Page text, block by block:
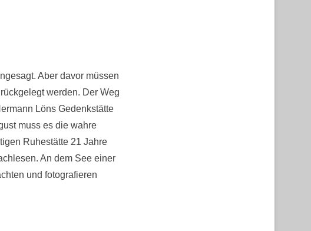
Aber davor müssen
werden. Der Weg
Löns Gedenkstätte
muss es die wahre
Ruhestätte 21 Jahre
An dem See einer
und fotografieren